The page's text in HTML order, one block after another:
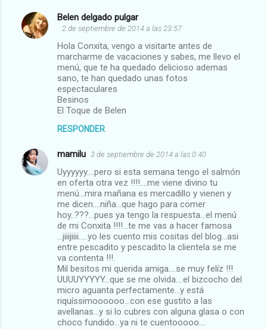
Belen delgado pulgar
2 de septiembre de 2014 a las 23:57
Hola Conxita, vengo a visitarte antes de
marcharme de vacaciones y sabes, me llevo el
menú, que te ha quedado delicioso ademas
sano, te han quedado unas fotos
espectaculares
Besinos
El Toque de Belen
RESPONDER
mamilu 3 de septiembre de 2014 a las 0:40
Uyyyyyy....pero si esta semana tengo el salmón
en oferta otra vez !!!!....me viene divino tu
menú...mira mañana es mercadillo y vienen y
me dicen....niña...que hago para comer
hoy..???...pues ya tengo la respuesta...el menú
de mi Conxita !!!!...te me vas a hacer famosa
...jiiijiiii.....yo les cuento mis cositas del blog...asi
entre pescadito y pescadito la clientela se me
va contenta !!!.
Mil besitos mi querida amiga....se muy felíz !!!
UUUUYYYYY...que se me olvida....el bizcocho del
micro aguanta perfectamente...y está
riquíssimoooooo...con ese gustito a las
avellanas...y si lo cubres con alguna glasa o con
choco fundido...ya ni te cuentooooo....